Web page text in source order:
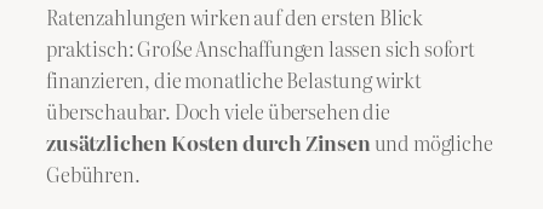
Ratenzahlungen wirken auf den ersten Blick
praktisch: Große Anschaffungen lassen sich sofort
finanzieren, die monatliche Belastung wirkt
überschaubar. Doch viele übersehen die
zusätzlichen Kosten durch Zinsen und mögliche
Gebühren.